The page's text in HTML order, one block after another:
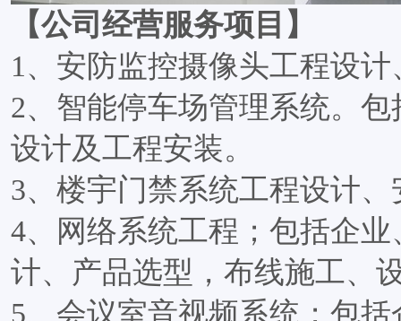
【公司经营服务项目】
1、安防监控摄像头工程设
2、智能停车场管理系统。
设计及工程安装。
3、楼宇门禁系统工程设计
4、网络系统工程；包括企
计、产品选型，布线施工、
5、会议室音视频系统；包